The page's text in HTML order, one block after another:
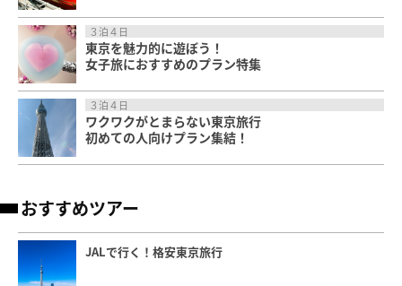
３泊４日
東京を魅力的に遊ぼう！
女子旅におすすめのプラン特集
３泊４日
ワクワクがとまらない東京旅行
初めての人向けプラン集結！
おすすめツアー
JALで行く！格安東京旅行